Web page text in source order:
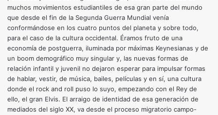
muchos movimientos estudiantiles de esa gran parte del mundo
que desde el fin de la Segunda Guerra Mundial venía
conformándose en los cuatro puntos del planeta y sobre todo,
para el caso de la cultura occidental. Éramos fruto de una
economía de postguerra, iluminada por máximas Keynesianas y de
un boom demográfico muy singular y, las nuevas formas de
relación infantil y juvenil no dejaron esperar para impulsar formas
de hablar, vestir, de música, bailes, películas y en sí, una cultura
donde el rock and roll puso lo suyo, empezando con el Rey de
ello, el gran Elvis. El arraigo de identidad de esa generación de
mediados del siglo XX, va desde el proceso migratorio campo-